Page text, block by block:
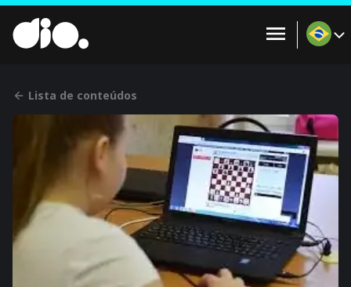
Lista de conteúdos